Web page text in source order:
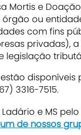
Mortis e
ou
com fins
privadas),
legislação
disponíveis
3316-7515.
e MS
de nossos